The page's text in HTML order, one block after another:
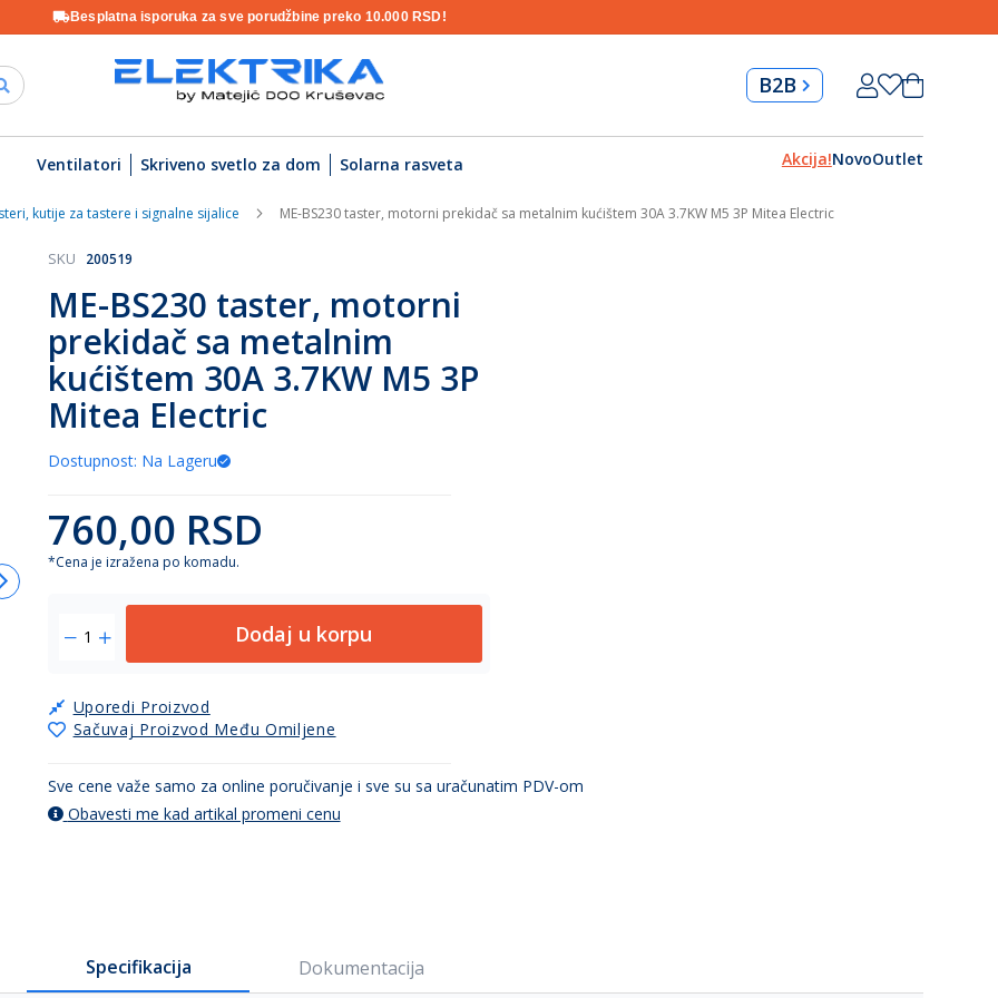
Besplatna isporuka za sve porudžbine preko 10.000 RSD!
B2B Korpa
Ventilatori Skriveno svetlo za dom Solarna rasveta Akcija!NovoOutlet
kutije za tastere i signalne sijalice ME-BS230 taster, motorni prekidač sa metalnim kućištem 30A 3.7KW M5 3P Mitea Electric
ME-BS230 taster, motorni
prekidač sa metalnim
kućištem 30A 3.7KW M5 3P
Mitea Electric
SKU 200519
Dostupnost: Na Lageru
760,00 RSD
*Cena je izražena po komadu.
Dodaj u korpu
Sačuvaj Proizvod Među Omiljene
Uporedi Proizvod
Sve cene važe samo za online poručivanje i sve su sa uračunatim PDV-om
Obavesti me kad artikal promeni cenu
Specifikacija Dokumentacija